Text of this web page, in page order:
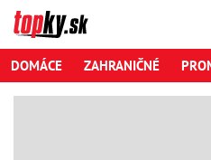
DOMÁCE ZAHRANIČNÉ